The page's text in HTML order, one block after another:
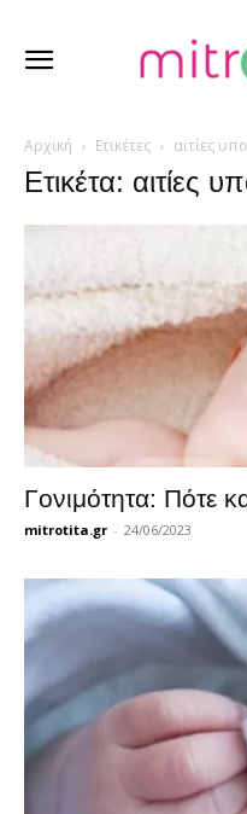
Αρχική Ετικέτες αιτίες
Ετικέτα: αιτίες
Γονιμότητα: Πότε
mitrotita.gr - 24/06/2023